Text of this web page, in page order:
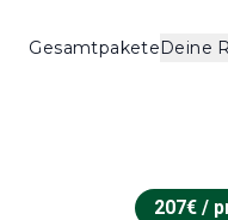
GesamtpaketeDeine
207€ /